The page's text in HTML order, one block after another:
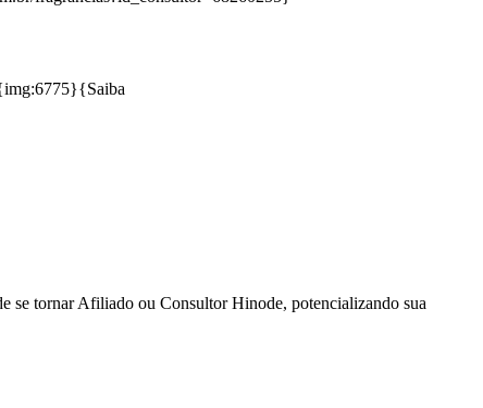
se tornar Afiliado ou Consultor Hinode, potencializando sua